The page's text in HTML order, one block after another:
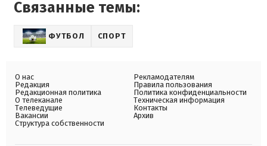
Связанные темы:
ФУТБОЛ СПОРТ
О нас
Редакция
Редакционная политика
О телеканале
Телеведущие
Вакансии
Структура собственности
Рекламодателям
Правила пользования
Политика конфиденциальности
Техническая информация
Контакты
Архив